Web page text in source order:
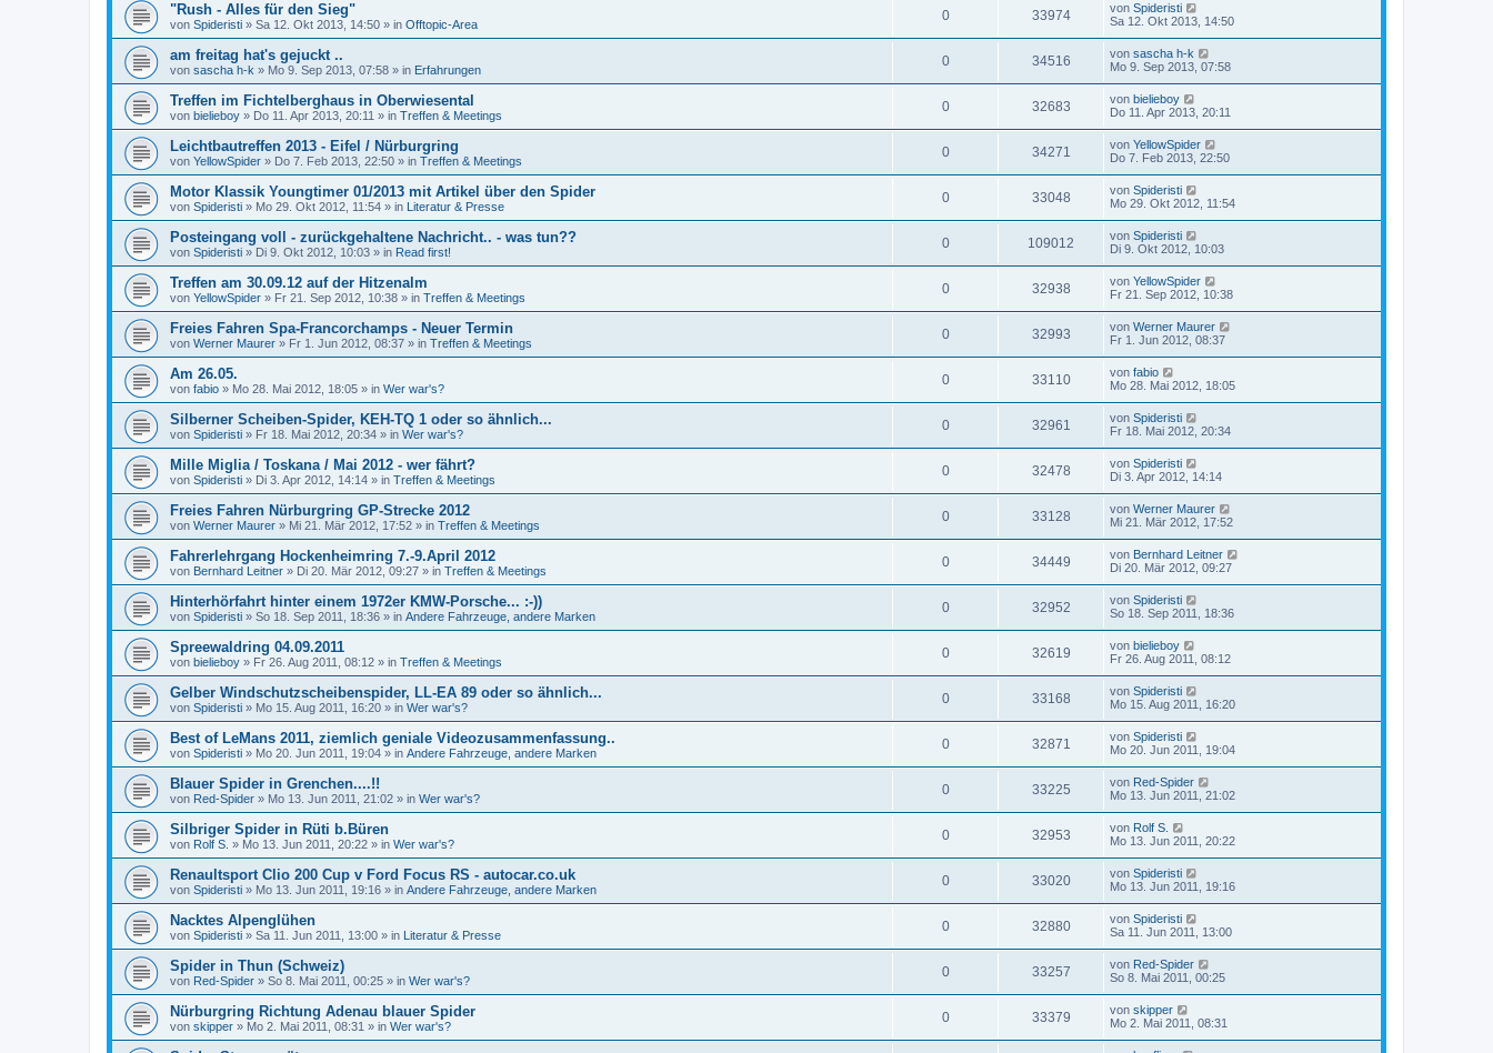
"Rush - Alles für den Sieg"
von Spideristi » Sa 12. Okt 2013, 14:50 » in Offtopic-Area
0 33974 von Spideristi
Sa 12. Okt 2013, 14:50
am freitag hat's gejuckt ..
von sascha h-k » Mo 9. Sep 2013, 07:58 » in Erfahrungen
0 34516 von sascha h-k
Mo 9. Sep 2013, 07:58
Treffen im Fichtelberghaus in Oberwiesental
von bielieboy » Do 11. Apr 2013, 20:11 » in Treffen & Meetings
0 32683 von bielieboy
Do 11. Apr 2013, 20:11
Leichtbautreffen 2013 - Eifel / Nürburgring
von YellowSpider » Do 7. Feb 2013, 22:50 » in Treffen & Meetings
0 34271 von YellowSpider
Do 7. Feb 2013, 22:50
Motor Klassik Youngtimer 01/2013 mit Artikel über den Spider
von Spideristi » Mo 29. Okt 2012, 11:54 » in Literatur & Presse
0 33048 von Spideristi
Mo 29. Okt 2012, 11:54
Posteingang voll - zurückgehaltene Nachricht.. - was tun??
von Spideristi » Di 9. Okt 2012, 10:03 » in Read first!
0 109012 von Spideristi
Di 9. Okt 2012, 10:03
Treffen am 30.09.12 auf der Hitzenalm
von YellowSpider » Fr 21. Sep 2012, 10:38 » in Treffen & Meetings
0 32938 von YellowSpider
Fr 21. Sep 2012, 10:38
Freies Fahren Spa-Francorchamps - Neuer Termin
von Werner Maurer » Fr 1. Jun 2012, 08:37 » in Treffen & Meetings
0 32993 von Werner Maurer
Fr 1. Jun 2012, 08:37
Am 26.05.
von fabio » Mo 28. Mai 2012, 18:05 » in Wer war's?
0 33110 von fabio
Mo 28. Mai 2012, 18:05
Silberner Scheiben-Spider, KEH-TQ 1 oder so ähnlich...
von Spideristi » Fr 18. Mai 2012, 20:34 » in Wer war's?
0 32961 von Spideristi
Fr 18. Mai 2012, 20:34
Mille Miglia / Toskana / Mai 2012 - wer fährt?
von Spideristi » Di 3. Apr 2012, 14:14 » in Treffen & Meetings
0 32478 von Spideristi
Di 3. Apr 2012, 14:14
Freies Fahren Nürburgring GP-Strecke 2012
von Werner Maurer » Mi 21. Mär 2012, 17:52 » in Treffen & Meetings
0 33128 von Werner Maurer
Mi 21. Mär 2012, 17:52
Fahrerlehrgang Hockenheimring 7.-9.April 2012
von Bernhard Leitner » Di 20. Mär 2012, 09:27 » in Treffen & Meetings
0 34449 von Bernhard Leitner
Di 20. Mär 2012, 09:27
Hinterhörfahrt hinter einem 1972er KMW-Porsche... :-))
von Spideristi » So 18. Sep 2011, 18:36 » in Andere Fahrzeuge, andere Marken
0 32952 von Spideristi
So 18. Sep 2011, 18:36
Spreewaldring 04.09.2011
von bielieboy » Fr 26. Aug 2011, 08:12 » in Treffen & Meetings
0 32619 von bielieboy
Fr 26. Aug 2011, 08:12
Gelber Windschutzscheibenspider, LL-EA 89 oder so ähnlich...
von Spideristi » Mo 15. Aug 2011, 16:20 » in Wer war's?
0 33168 von Spideristi
Mo 15. Aug 2011, 16:20
Best of LeMans 2011, ziemlich geniale Videozusammenfassung..
von Spideristi » Mo 20. Jun 2011, 19:04 » in Andere Fahrzeuge, andere Marken
0 32871 von Spideristi
Mo 20. Jun 2011, 19:04
Blauer Spider in Grenchen....!!
von Red-Spider » Mo 13. Jun 2011, 21:02 » in Wer war's?
0 33225 von Red-Spider
Mo 13. Jun 2011, 21:02
Silbriger Spider in Rüti b.Büren
von Rolf S. » Mo 13. Jun 2011, 20:22 » in Wer war's?
0 32953 von Rolf S.
Mo 13. Jun 2011, 20:22
Renaultsport Clio 200 Cup v Ford Focus RS - autocar.co.uk
von Spideristi » Mo 13. Jun 2011, 19:16 » in Andere Fahrzeuge, andere Marken
0 33020 von Spideristi
Mo 13. Jun 2011, 19:16
Nacktes Alpenglühen
von Spideristi » Sa 11. Jun 2011, 13:00 » in Literatur & Presse
0 32880 von Spideristi
Sa 11. Jun 2011, 13:00
Spider in Thun (Schweiz)
von Red-Spider » So 8. Mai 2011, 00:25 » in Wer war's?
0 33257 von Red-Spider
So 8. Mai 2011, 00:25
Nürburgring Richtung Adenau blauer Spider
von skipper » Mo 2. Mai 2011, 08:31 » in Wer war's?
0 33379 von skipper
Mo 2. Mai 2011, 08:31